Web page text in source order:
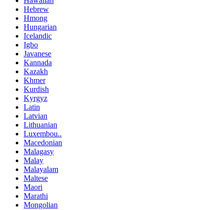
Hebrew
Hmong
Hungarian
Icelandic
Igbo
Javanese
Kannada
Kazakh
Khmer
Kurdish
Kyrgyz
Latin
Latvian
Lithuanian
Luxembou..
Macedonian
Malagasy
Malay
Malayalam
Maltese
Maori
Marathi
Mongolian